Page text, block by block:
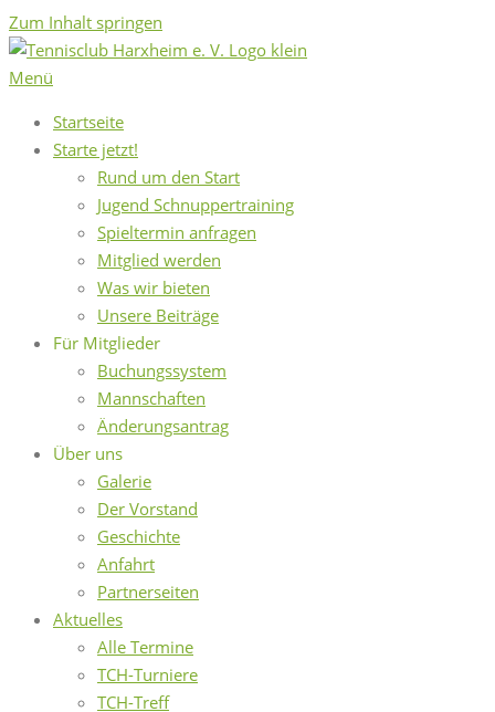
Zum Inhalt springen
Menü
Startseite
Starte jetzt!
Rund um den Start
Jugend Schnuppertraining
Spieltermin anfragen
Mitglied werden
Was wir bieten
Unsere Beiträge
Für Mitglieder
Buchungssystem
Mannschaften
Änderungsantrag
Über uns
Galerie
Der Vorstand
Geschichte
Anfahrt
Partnerseiten
Aktuelles
Alle Termine
TCH-Turniere
TCH-Treff